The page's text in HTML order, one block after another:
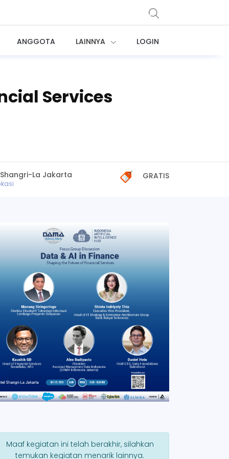
ANGGOTA LAINNYA LOGIN
Services
La Jakarta GRATIS
Maaf kegiatan ini telah berakhir, silahkan
temukan kegiatan menarik lainnya.